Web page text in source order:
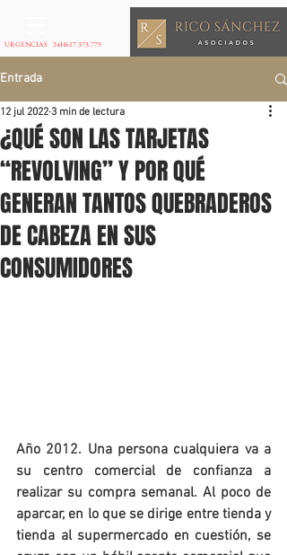
URGENCIAS 24H617.373.779
Entrada
¿QUÉ SON LAS TARJETAS
“REVOLVING” Y POR QUÉ
GENERAN TANTOS QUEBRADEROS
DE CABEZA EN SUS
CONSUMIDORES
12 jul 2022 3 min de lectura
Año 2012. Una persona cualquiera va a
su centro comercial de confianza a
realizar su compra semanal. Al poco de
aparcar, en lo que se dirige entre tienda y
tienda al supermercado en cuestión, se